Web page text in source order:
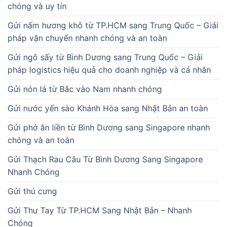
chóng và uy tín
Gửi nấm hương khô từ TP.HCM sang Trung Quốc – Giải
pháp vận chuyển nhanh chóng và an toàn
Gửi ngô sấy từ Bình Dương sang Trung Quốc – Giải
pháp logistics hiệu quả cho doanh nghiệp và cá nhân
Gửi nón lá từ Bắc vào Nam nhanh chóng
Gửi nước yến sào Khánh Hòa sang Nhật Bản an toàn
Gửi phở ăn liền từ Bình Dương sang Singapore nhanh
chóng và an toàn
Gửi Thạch Rau Câu Từ Bình Dương Sang Singapore
Nhanh Chóng
Gửi thú cưng
Gửi Thư Tay Từ TP.HCM Sang Nhật Bản – Nhanh
Chóng